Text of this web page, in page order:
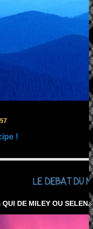
!
LE DEBAT DU
DE MILEY OU